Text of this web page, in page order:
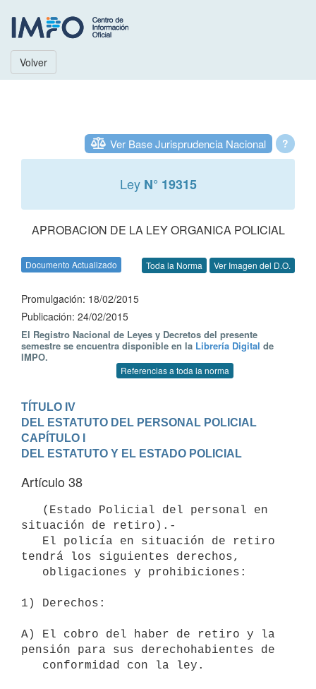
Volver
?
Ver Base Jurisprudencia Nacional
Ley N° 19315
APROBACION DE LA LEY ORGANICA POLICIAL
Documento Actualizado Toda la Norma Ver Imagen del D.O.
Promulgación: 18/02/2015
Publicación: 24/02/2015
El Registro Nacional de Leyes y Decretos del presente
semestre se encuentra disponible en la Librería Digital de
IMPO.
Referencias a toda la norma
TÍTULO IV
DEL ESTATUTO DEL PERSONAL POLICIAL
CAPÍTULO I
DEL ESTATUTO Y EL ESTADO POLICIAL
Artículo 38
situación de retiro).-
tendrá los siguientes derechos,
1) Derechos:
A) El cobro del haber de retiro y la
pensión para sus derechohabientes de